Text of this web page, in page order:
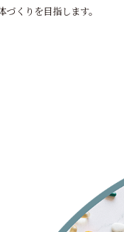
づくりを目指します。